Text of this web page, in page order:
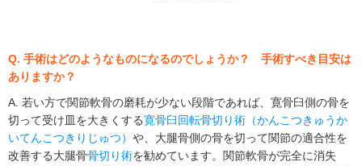
Q. 手術はどのようなものになるのでしょうか？ 手術すべき目安は
ありますか？
A. 若い方で関節軟骨の磨耗が少ない段階であれば、寛骨臼側の骨を
切って受け皿を大きくする寛骨臼回転骨切り術（かんこつきゅうか
いてんこつきりじゅつ） や、大腿骨側の骨を切って関節の適合性を
改善する大腿骨骨切り術を勧めています。関節軟骨が完全に消失